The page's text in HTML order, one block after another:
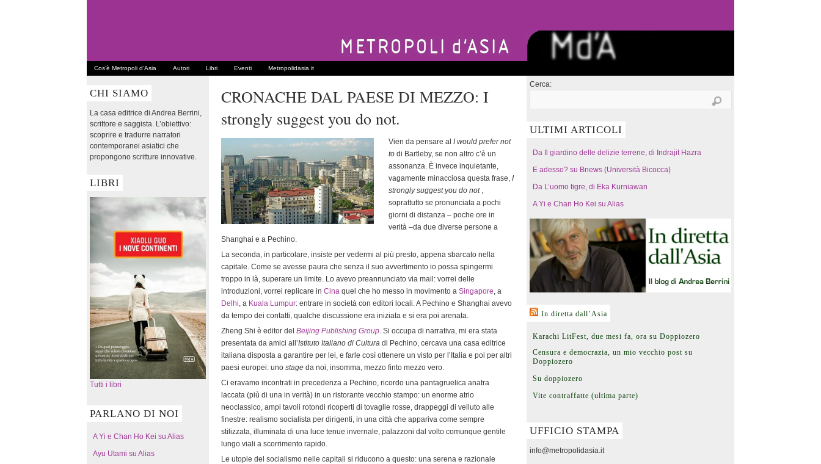
Cos’è Metropoli d’Asia Autori Libri Eventi Metropolidasia.it
CHI SIAMO
La casa editrice di Andrea Berrini,
scrittore e saggista. L’obiettivo:
scoprire e tradurre narratori
contemporanei asiatici che
propongono scritture innovative.
LIBRI
Tutti i libri
PARLANO DI NOI
A Yi e Chan Ho Kei su Alias
Ayu Utami su Alias
CRONACHE DAL PAESE DI MEZZO: I
strongly suggest you do not.
Vien da pensare al I would prefer not
to di Bartleby, se non altro c’è un
assonanza. È invece inquietante,
vagamente minacciosa questa frase, I
strongly suggest you do not ,
soprattutto se pronunciata a pochi
giorni di distanza – poche ore in
verità –da due diverse persone a
Shanghai e a Pechino.
La seconda, in particolare, insiste per vedermi al più presto, appena sbarcato nella
capitale. Come se avesse paura che senza il suo avvertimento io possa spingermi
troppo in là, superare un limite. Lo avevo preannunciato via mail: vorrei delle
introduzioni, vorrei replicare in Cina quel che ho messo in movimento a Singapore, a
Delhi, a Kuala Lumpur: entrare in società con editori locali. A Pechino e Shanghai avevo
da tempo dei contatti, qualche discussione era iniziata e si era poi arenata.
Zheng Shi è editor del Beijing Publishing Group. Si occupa di narrativa, mi era stata
presentata da amici all’Istituto Italiano di Cultura di Pechino, cercava una casa editrice
italiana disposta a garantire per lei, e farle così ottenere un visto per l’Italia e poi per altri
paesi europei: uno stage da noi, insomma, mezzo finto mezzo vero.
Ci eravamo incontrati in precedenza a Pechino, ricordo una pantagruelica anatra
laccata (più di una in verità) in un ristorante vecchio stampo: un enorme atrio
neoclassico, ampi tavoli rotondi ricoperti di tovaglie rosse, drappeggi di velluto alle
finestre: realismo socialista per dirigenti, in una città che appariva come sempre
stilizzata, illuminata di una luce tenue invernale, palazzoni dal volto comunque gentile
lungo viali a scorrimento rapido.
Le utopie del socialismo nelle capitali si riducono a questo: una serena e razionale
Cerca:
ULTIMI ARTICOLI
Da Il giardino delle delizie terrene, di Indrajit Hazra
E adesso? su Bnews (Università Bicocca)
Da L’uomo tigre, di Eka Kurniawan
A Yi e Chan Ho Kei su Alias
In diretta dall’Asia
Karachi LitFest, due mesi fa, ora su Doppiozero
Censura e democrazia, un mio vecchio post su
Doppiozero
Su doppiozero
Vite contraffatte (ultima parte)
UFFICIO STAMPA
info@metropolidasia.it